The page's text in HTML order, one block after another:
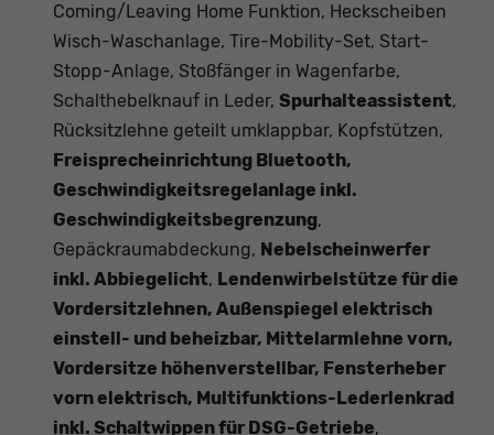
Coming/Leaving Home Funktion, Heckscheiben
Wisch-Waschanlage, Tire-Mobility-Set, Start-
Stopp-Anlage, Stoßfänger in Wagenfarbe,
Schalthebelknauf in Leder, Spurhalteassistent,
Rücksitzlehne geteilt umklappbar, Kopfstützen,
Freisprecheinrichtung Bluetooth,
Geschwindigkeitsregelanlage inkl.
Geschwindigkeitsbegrenzung,
Gepäckraumabdeckung, Nebelscheinwerfer
inkl. Abbiegelicht, Lendenwirbelstütze für die
Vordersitzlehnen, Außenspiegel elektrisch
einstell- und beheizbar, Mittelarmlehne vorn,
Vordersitze höhenverstellbar, Fensterheber
vorn elektrisch, Multifunktions-Lederlenkrad
inkl. Schaltwippen für DSG-Getriebe,